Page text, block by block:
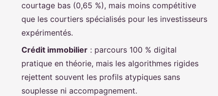
courtage bas (0,65 %), mais moins compétitive
que les courtiers spécialisés pour les investisseurs
expérimentés.
Crédit immobilier : parcours 100 % digital
pratique en théorie, mais les algorithmes rigides
rejettent souvent les profils atypiques sans
souplesse ni accompagnement.